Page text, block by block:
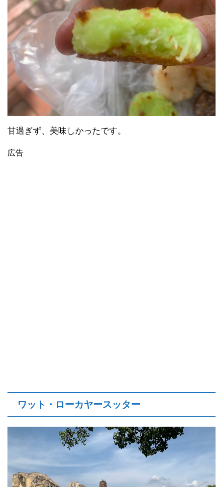
甘過ぎず、美味しかったです。
広告
ワット・ローカヤースッター